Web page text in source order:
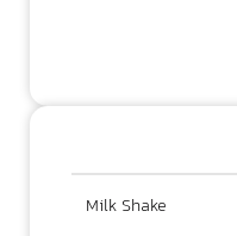
Milk Shake